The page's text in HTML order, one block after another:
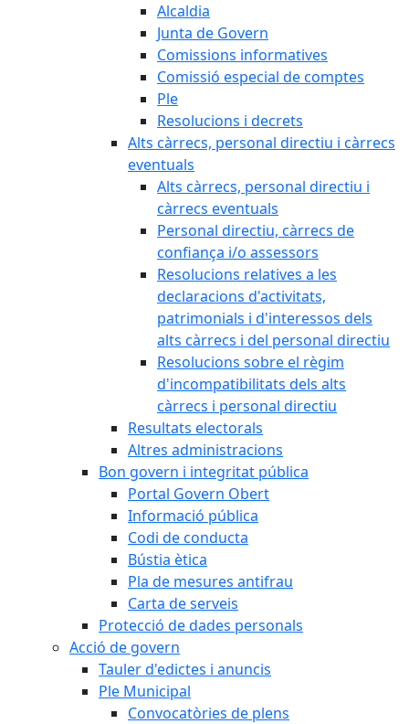
Alcaldia
Junta de Govern
Comissions informatives
Comissió especial de comptes
Ple
Resolucions i decrets
Alts càrrecs, personal directiu i càrrecs
eventuals
Alts càrrecs, personal directiu i
càrrecs eventuals
Personal directiu, càrrecs de
confiança i/o assessors
Resolucions relatives a les
declaracions d'activitats,
patrimonials i d'interessos dels
alts càrrecs i del personal directiu
Resolucions sobre el règim
d'incompatibilitats dels alts
càrrecs i personal directiu
Resultats electorals
Altres administracions
Bon govern i integritat pública
Portal Govern Obert
Informació pública
Codi de conducta
Bústia ètica
Pla de mesures antifrau
Carta de serveis
Protecció de dades personals
Acció de govern
Tauler d'edictes i anuncis
Ple Municipal
Convocatòries de plens